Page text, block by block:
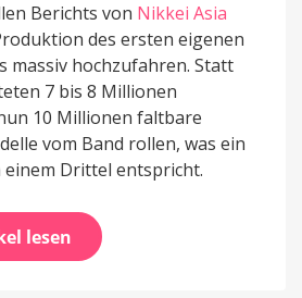
Berichts von Nikkei Asia
des ersten eigenen
massiv hochzufahren. Statt
7 bis 8 Millionen
10 Millionen faltbare
vom Band rollen, was ein
Drittel entspricht.
lesen